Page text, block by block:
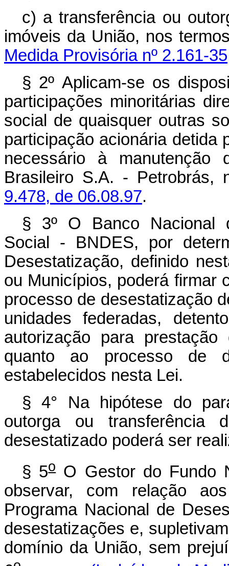
c) a transferência ou
imóveis da União, nos
Medida Provisória nº 2.161-
§ 2º Aplicam-se os
participações minoritárias
social de quaisquer outras
participação acionária detida
necessário à manutenção
Brasileiro S.A. -
9.478, de 06.08.97.
§ 3º O Banco Nacional
Social - BNDES, por
Desestatização, definido
ou Municípios, poderá firmar
processo de desestatização
unidades federadas,
autorização para
quanto ao processo de
estabelecidos nesta Lei.
§ 4° Na hipótese do
outorga ou
desestatizado poderá ser
§ 5o O Gestor do Fundo
observar, com relação
Programa Nacional de
desestatizações e,
domínio da União, sem